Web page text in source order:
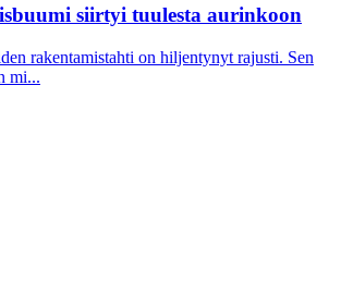
siirtyi tuulesta aurinkoon
rakentamistahti on hiljentynyt rajusti. Sen
mi...